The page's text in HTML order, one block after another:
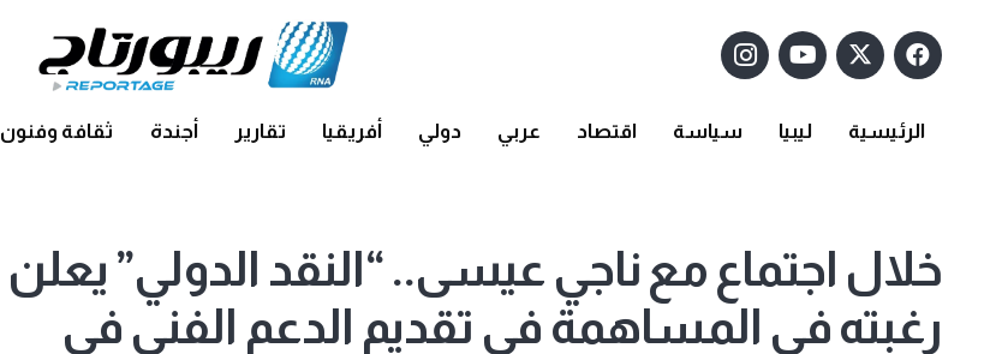
الرئيسية ليبيا سياسة اقتصاد عربي دولي أفريقيا تقارير أجندة ثقافة وفنون
خلال اجتماع مع ناجي عيسى.. “النقد الدولي” يعلن
رغبته في المساهمة في تقديم الدعم الفني في